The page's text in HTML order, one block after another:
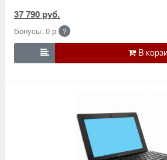
37 790 руб.
Бонусы: 0 р. ?
